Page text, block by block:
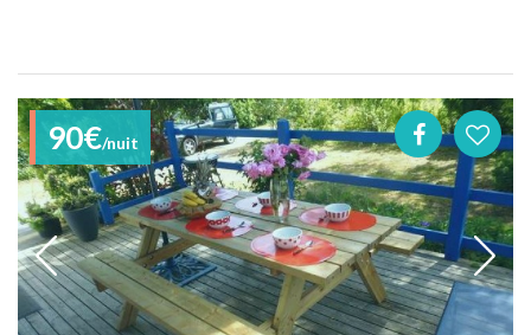
90€/nuit